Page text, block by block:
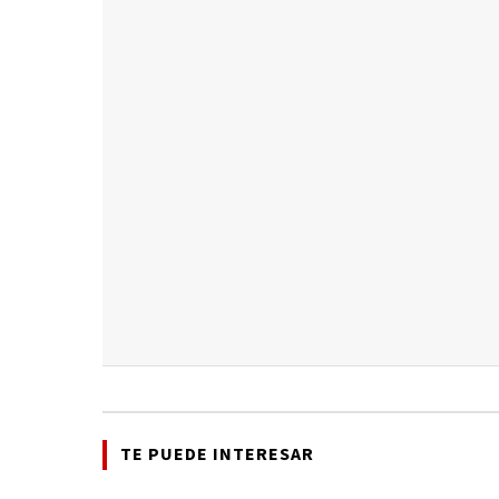
TE PUEDE INTERESAR